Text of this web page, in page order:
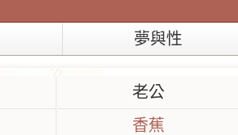
夢與性
老公
香蕉